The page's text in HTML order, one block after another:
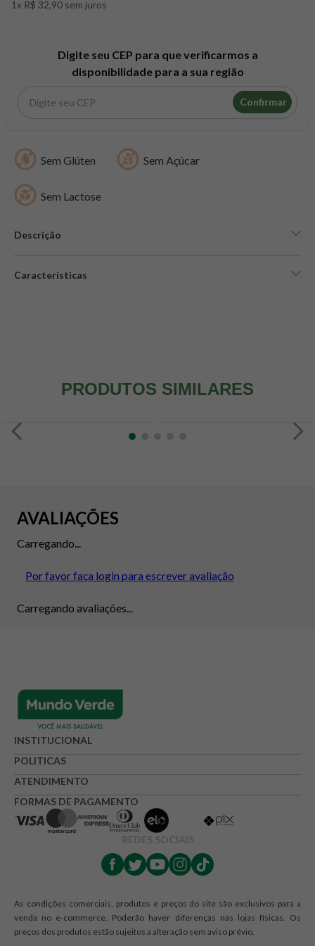
1x R$ 32,90 sem juros
Digite seu CEP para que verificarmos a
disponibilidade para a sua região
Confirmar
Sem Glúten Sem Açúcar
Sem Lactose
Descrição
Características
PRODUTOS SIMILARES
AVALIAÇÕES
Carregando...
Por favor faça login para escrever avaliação
Carregando avaliações...
INSTITUCIONAL
POLITICAS
ATENDIMENTO
FORMAS DE PAGAMENTO
REDES SOCIAIS
As condições comerciais, produtos e preços do site são exclusivos para a
venda no e-commerce. Poderão haver diferenças nas lojas físicas. Os
preços dos produtos estão sujeitos a alteração sem aviso prévio.
8º maca peruana
creatina mundo verde